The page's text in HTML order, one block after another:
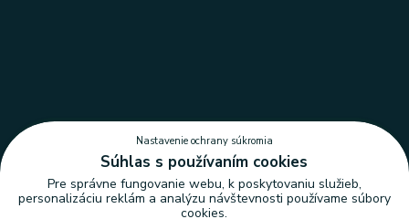
Nastavenie ochrany súkromia
Súhlas s používaním cookies
Pre správne fungovanie webu, k poskytovaniu služieb,
personalizáciu reklám a analýzu návštevnosti používame súbory
cookies.